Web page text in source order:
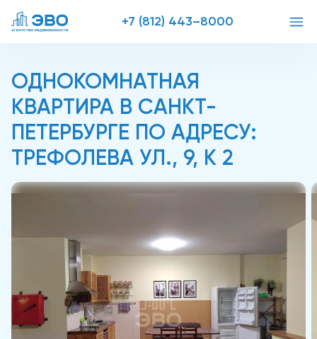
+7 (812) 443–8000
ОДНОКОМНАТНАЯ
КВАРТИРА В САНКТ-
ПЕТЕРБУРГЕ ПО АДРЕСУ:
ТРЕФОЛЕВА УЛ., 9, К 2